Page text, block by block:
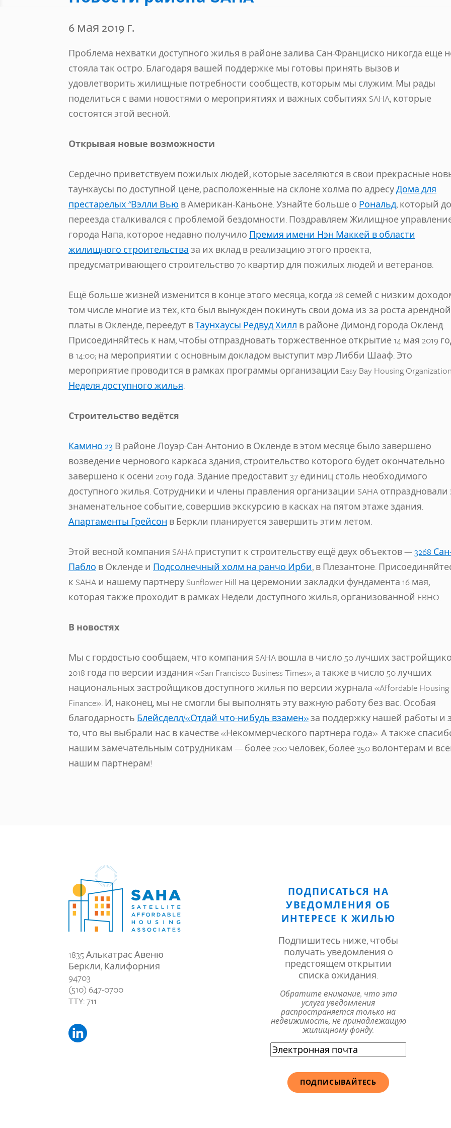
6 мая 2019 г.
Проблема нехватки доступного жилья в районе залива Сан-Франциско никогда еще
стояла так остро. Благодаря вашей поддержке мы готовы принять вызов и
удовлетворить жилищные потребности сообществ, которым мы служим. Мы рады
поделиться с вами новостями о мероприятиях и важных событиях SAHA, которые
состоятся этой весной.
Открывая новые возможности
Сердечно приветствуем пожилых людей, которые заселяются в свои прекрасные
таунхаусы по доступной цене, расположенные на склоне холма по адресуДома для
престарелых "Вэлли Вью в Американ-Каньоне. Узнайте больше о Рональд, который до
переезда сталкивался с проблемой бездомности. Поздравляем Жилищное
города Напа, которое недавно получило Премия имени Нэн Маккей в области
жилищного строительства за их вклад в реализацию этого проекта,
предусматривающего строительство 70 квартир для пожилых людей и ветеранов.
Ещё больше жизней изменится в конце этого месяца, когда 28 семей с низким
том числе многие из тех, кто был вынужден покинуть свои дома из-за роста арендной
платы в Окленде, переедут вТаунхаусы Редвуд Хилл в районе Димонд города Окленд.
Присоединяйтесь к нам, чтобы отпраздновать торжественное открытие 14 мая 2019
в 14:00; на мероприятии с основным докладом выступит мэр Либби Шааф. Это
мероприятие проводится в рамках программы организации Easy Bay Housing
Неделя доступного жилья.
Строительство ведётся
Камино 23 В районе Лоуэр-Сан-Антонио в Окленде в этом месяце было завершено
возведение чернового каркаса здания, строительство которого будет окончательно
завершено к осени 2019 года. Здание предоставит 37 единиц столь необходимого
доступного жилья. Сотрудники и члены правления организации SAHA отпраздновали
знаменательное событие, совершив экскурсию в касках на пятом этаже здания.
Апартаменты Грейсон в Беркли планируется завершить этим летом.
Этой весной компания SAHA приступит к строительству ещё двух объектов —3268
Пабло в Окленде и Подсолнечный холм на ранчо Ирби, в Плезантоне.
к SAHA и нашему партнеру Sunflower Hill на церемонии закладки фундамента 16 мая,
которая также проходит в рамках Недели доступного жилья, организованной EBHO.
В новостях
Мы с гордостью сообщаем, что компания SAHA вошла в число 50 лучших
2018 года по версии издания «San Francisco Business Times», а также в число 50 лучших
национальных застройщиков доступного жилья по версии журнала «Affordable Housing
Finance». И, наконец, мы не смогли бы выполнять эту важную работу без вас. Особая
благодарность Блейсделл/«Отдай что-нибудь взамен»за поддержку нашей работы и
то, что вы выбрали нас в качестве «Некоммерческого партнера года». А также
нашим замечательным сотрудникам — более 200 человек, более 350 волонтерам и
нашим партнерам!
1835 Алькатрас Авеню
Беркли, Калифорния
94703
(510) 647-0700
TTY: 711
ПОДПИСАТЬСЯ НА
УВЕДОМЛЕНИЯ ОБ
ИНТЕРЕСЕ К ЖИЛЬЮ
Подпишитесь ниже, чтобы
получать уведомления о
предстоящем открытии
списка ожидания.
Обратите внимание, что эта
услуга уведомления
распространяется только на
недвижимость, не принадлежащую
жилищному фонду.
Электронная
почта(Обязательно)